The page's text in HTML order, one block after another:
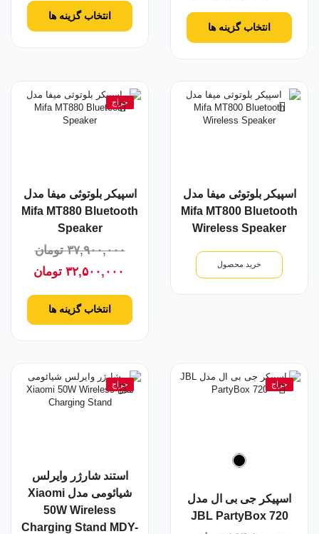
انتخاب گزینه ها
انتخاب گزینه ها
اسپیکر بلوتوثی میفا مدل
Mifa MT800 Bluetooth
Wireless Speaker
خرید محصول
حراج
اسپیکر بلوتوثی میفا مدل
Mifa MT880 Bluetooth
Speaker
۳۷,۹۰۰,۰۰۰ تومان
۳۲,۵۰۰,۰۰۰ تومان
انتخاب گزینه ها
حراج
اسپیکر جی بی ال مدل
JBL PartyBox 720
حراج
استند شارژر وایرلس
شیائومی مدل Xiaomi
50W Wireless
Charging Stand MDY-